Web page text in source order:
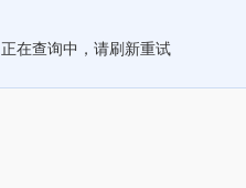
正在查询中，请刷新重试